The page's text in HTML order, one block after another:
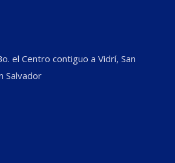
el Centro contiguo a Vidrí, San
Salvador